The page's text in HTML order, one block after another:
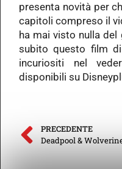
presenta novità per
capitoli compreso il
ha mai visto nulla del
subito questo film
incuriositi nel
disponibili su
PRECEDENTE
Deadpool &